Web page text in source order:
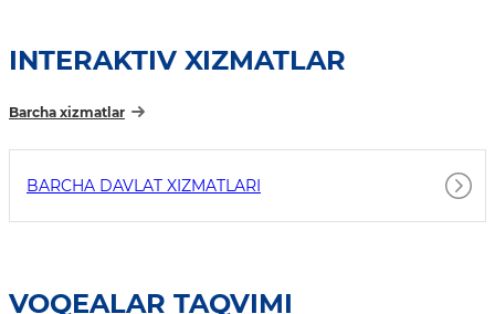
INTERAKTIV XIZMATLAR
Barcha xizmatlar
BARCHA DAVLAT XIZMATLARI
VOQEALAR TAQVIMI